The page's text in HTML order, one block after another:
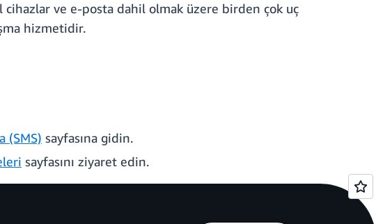
cihazlar ve e-posta dahil olmak üzere birden çok uç
hizmetidir.
(SMS) sayfasına gidin.
sayfasını ziyaret edin.